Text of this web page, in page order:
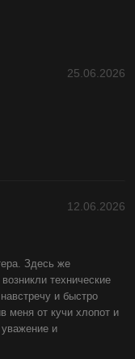
25.06.2026
12.06.2026
Здесь же
технические
и быстро
меня от кучи хлопот и
уважение и